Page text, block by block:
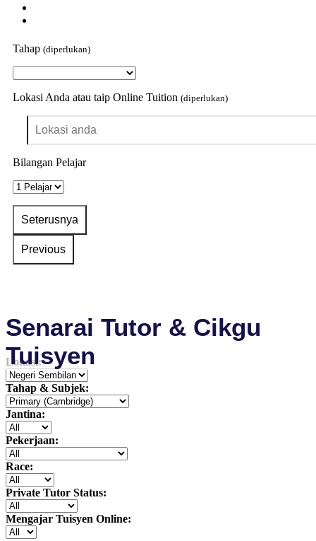
Tahap (diperlukan)
Lokasi Anda atau taip Online Tuition (diperlukan)
Bilangan Pelajar
Senarai Tutor & Cikgu
Tuisyen
Lokasi:
Tahap & Subjek:
Jantina:
Pekerjaan:
Race:
Private Tutor Status:
Mengajar Tuisyen Online: